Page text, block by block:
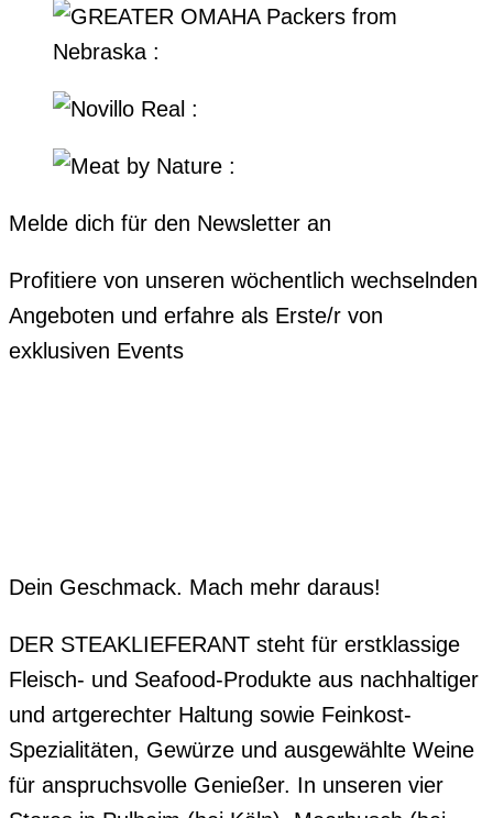
Melde dich für den Newsletter an
Profitiere von unseren wöchentlich wechselnden
Angeboten und erfahre als Erste/r von
exklusiven Events
Dein Geschmack. Mach mehr daraus!
DER STEAKLIEFERANT steht für erstklassige
Fleisch- und Seafood-Produkte aus nachhaltiger
und artgerechter Haltung sowie Feinkost-
Spezialitäten, Gewürze und ausgewählte Weine
für anspruchsvolle Genießer. In unseren vier